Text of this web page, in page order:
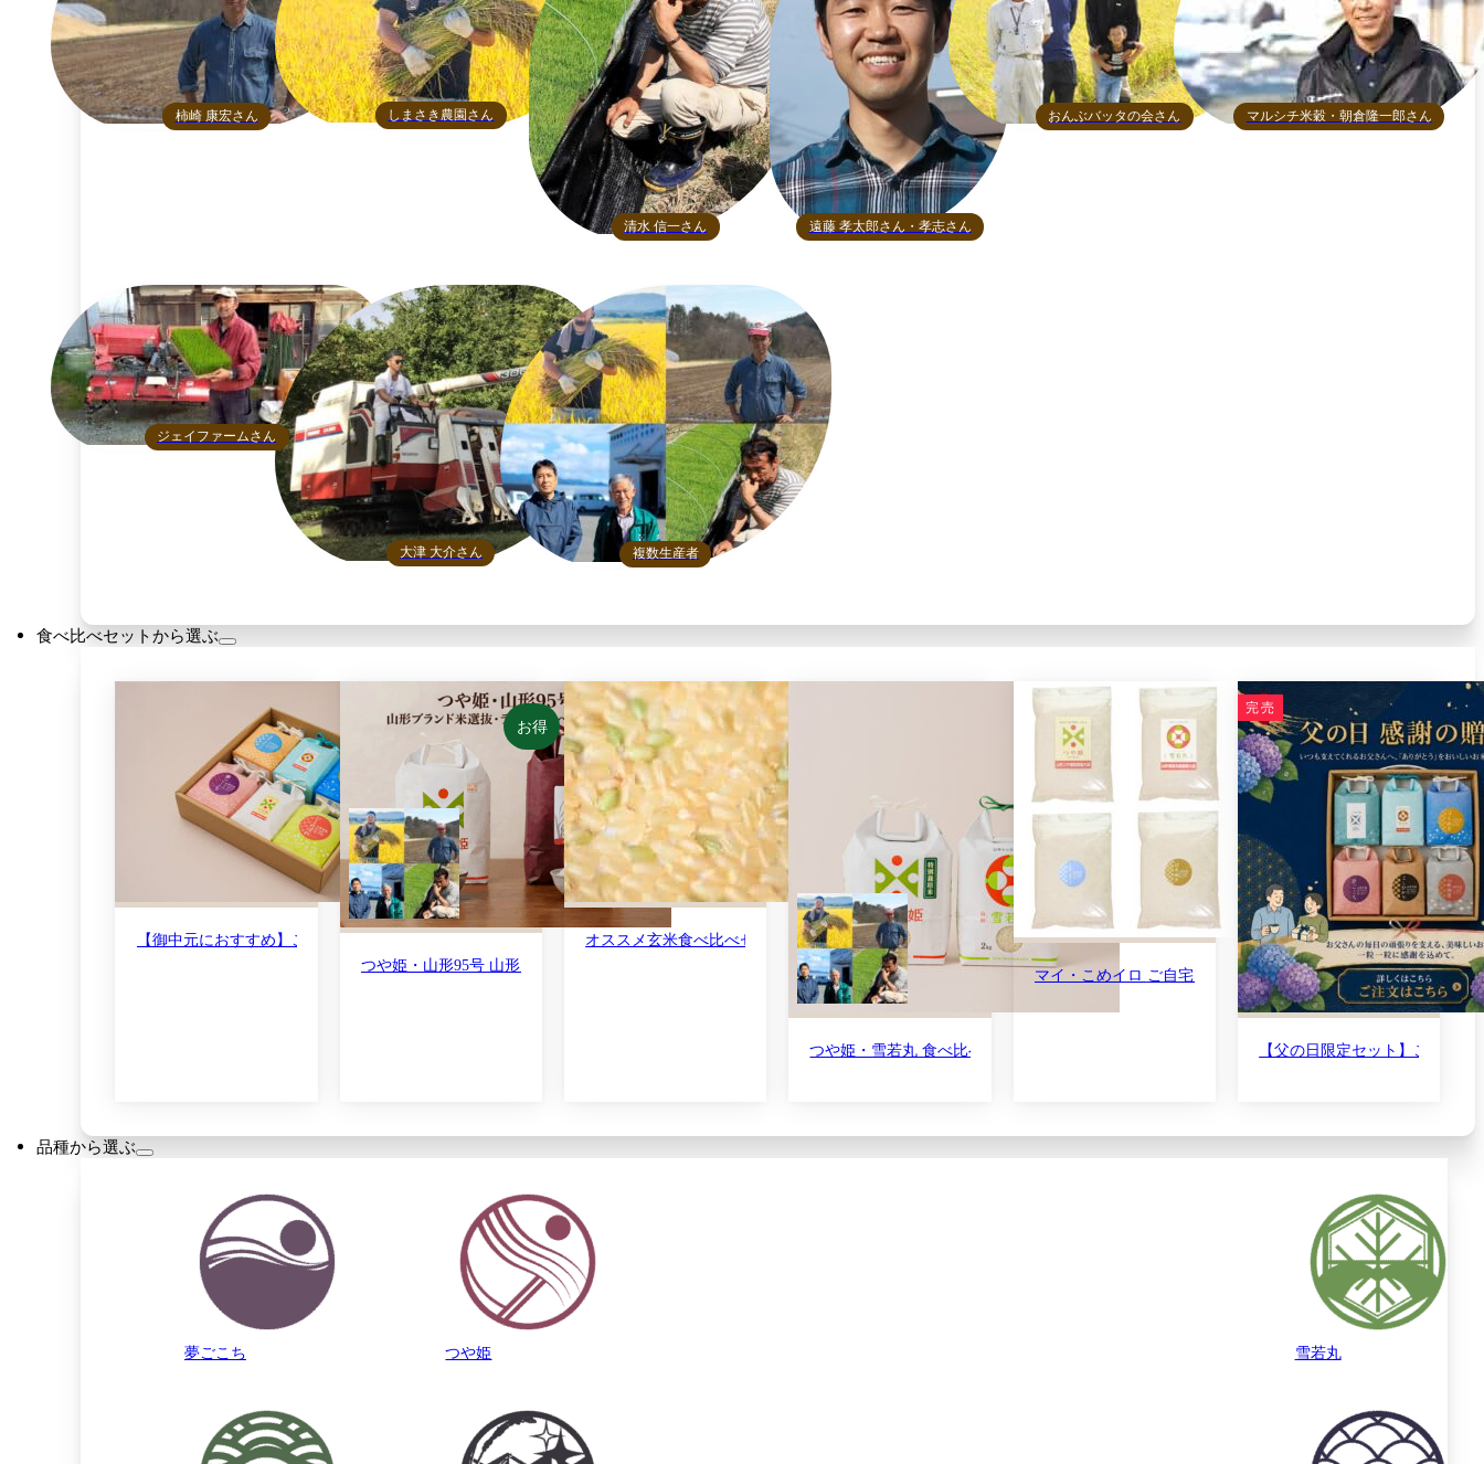
柿崎 康宏さん しまさき農園さん
清水 信一さん 遠藤 孝太郎さん・孝志さん
おんぶバッタの会さん マルシチ米穀・朝倉隆一郎さん
ジェイファームさん
大津 大介さん 複数生産者
食べ比べセットから選ぶ
【御中元におすすめ】こめイロ おもてなしセレクション受賞 山形米食べ比べセット 令和7年産
お得
つや姫・山形95号 山形ブランド米選抜・ライバル食べ比べセット 令和7年産
オススメ玄米食べ比べセット・尾形米穀店セレクション ミルキークイーン・つや姫・雪若丸 令和7年産
つや姫・雪若丸 食べ比べセット 令和7年産
マイ・こめイロ ご自宅用 山形米食べ比べセット 令和7年産
完売
【父の日限定セット】こめイ
品種から選ぶ
夢ごこち つや姫 雪若丸